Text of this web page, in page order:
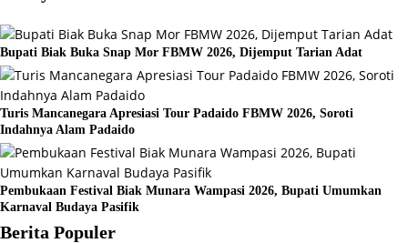
Bupati Biak Buka Snap Mor FBMW 2026, Dijemput Tarian Adat
Turis Mancanegara Apresiasi Tour Padaido FBMW 2026, Soroti
Indahnya Alam Padaido
Pembukaan Festival Biak Munara Wampasi 2026, Bupati Umumkan
Karnaval Budaya Pasifik
Berita Populer